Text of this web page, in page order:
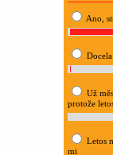
Ano,
Docela
Už
protože
Letos
mi